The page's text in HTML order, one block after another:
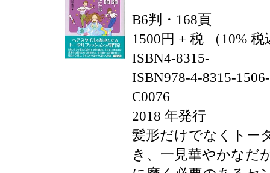
B6判・168頁
1500円 + 税 （10%
ISBN4-8315-
ISBN978-4-8315-
C0076
2018 年発行
髪形だけでなくトー
き、一見華やかなだ